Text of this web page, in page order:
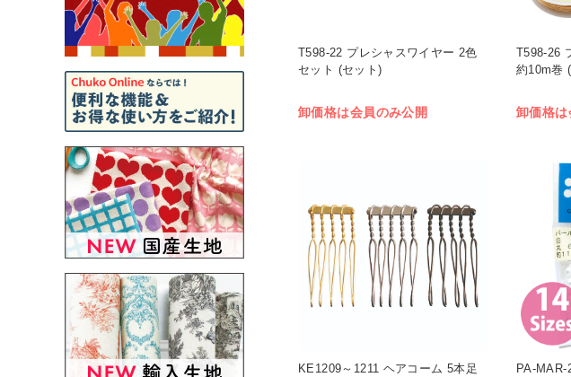
T598-22 プレシャスワイヤー 2色
セット (セット)
卸価格は会員のみ公開
T598-26
約10m巻
卸価格は
KE1209～1211 ヘアコーム 5本足
PA-MAR-